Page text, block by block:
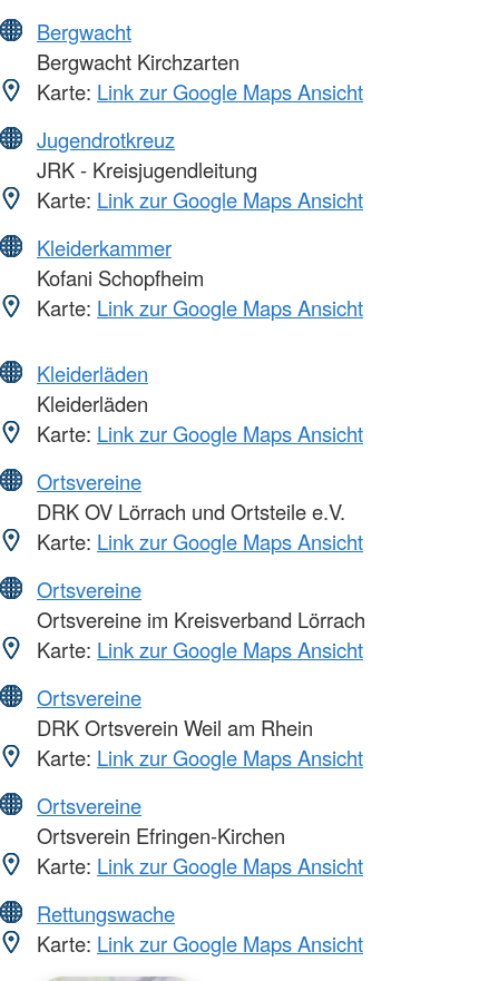
Bergwacht
Bergwacht Kirchzarten
Karte: Link zur Google Maps Ansicht
Jugendrotkreuz
JRK - Kreisjugendleitung
Karte: Link zur Google Maps Ansicht
Kleiderkammer
Kofani Schopfheim
Karte: Link zur Google Maps Ansicht
Kleiderläden
Kleiderläden
Karte: Link zur Google Maps Ansicht
Ortsvereine
DRK OV Lörrach und Ortsteile e.V.
Karte: Link zur Google Maps Ansicht
Ortsvereine
Ortsvereine im Kreisverband Lörrach
Karte: Link zur Google Maps Ansicht
Ortsvereine
DRK Ortsverein Weil am Rhein
Karte: Link zur Google Maps Ansicht
Ortsvereine
Ortsverein Efringen-Kirchen
Karte: Link zur Google Maps Ansicht
Rettungswache
Karte: Link zur Google Maps Ansicht